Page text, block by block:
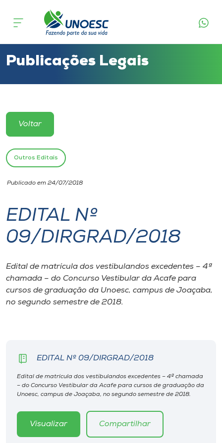
Cursos
Atendimento ao Estudante
Portal de Ensino
Unoesc
Internacionalização
I.nova
Diplomados
Cultura
Biblioteca
Editora
Rádio
Publicações Legais
Voltar
Outros Editais
Publicado em 24/07/2018
EDITAL Nº
09/DIRGRAD/2018
Edital de matrícula dos vestibulandos excedentes – 4ª
chamada – do Concurso Vestibular da Acafe para
cursos de graduação da Unoesc, campus de Joaçaba,
no segundo semestre de 2018.
EDITAL Nº 09/DIRGRAD/2018
Edital de matrícula dos vestibulandos excedentes – 4ª chamada
– do Concurso Vestibular da Acafe para cursos de graduação da
Unoesc, campus de Joaçaba, no segundo semestre de 2018.
Visualizar Compartilhar